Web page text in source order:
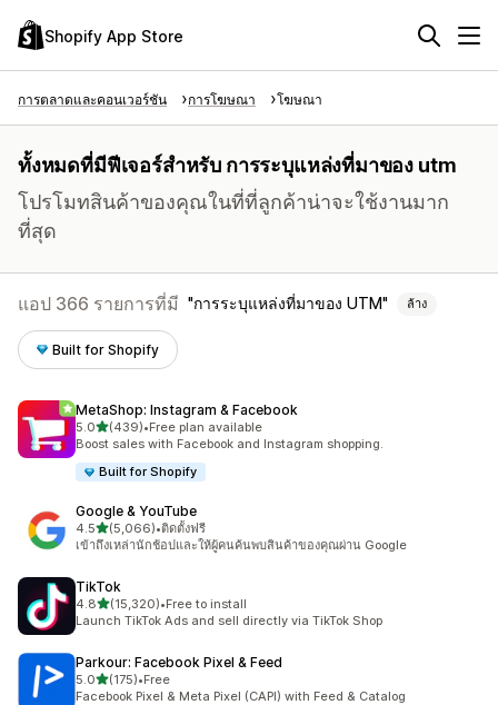
Shopify App Store
การตลาดและคอนเวอร์ชัน การโฆษณา โฆษณา
ทั้งหมดที่มีฟีเจอร์สำหรับ การระบุแหล่งที่มาของ utm
โปรโมทสินค้าของคุณในที่ที่ลูกค้าน่าจะใช้งานมาก
ที่สุด
แอป 366 รายการที่มี การระบุแหล่งที่มาของ UTM ล้าง
Built for Shopify
MetaShop: Instagram & Facebook
5.0เต็ม 5 ดาว
(439)
ทั้งหมด 439 รีวิว
•Free plan available
Boost sales with Facebook and Instagram shopping.
Built for Shopify
Google & YouTube
4.5เต็ม 5 ดาว
(5,066)
ทั้งหมด 5066 รีวิว
•ติดตั้งฟรี
เข้าถึงเหล่านักช้อปและให้ผู้คนค้นพบสินค้าของคุณผ่าน Google
TikTok
4.8เต็ม 5 ดาว
(15,320)
ทั้งหมด 15320 รีวิว
•Free to install
Launch TikTok Ads and sell directly via TikTok Shop
Parkour: Facebook Pixel & Feed
5.0เต็ม 5 ดาว
(175)
ทั้งหมด 175 รีวิว
•Free
Facebook Pixel & Meta Pixel (CAPI) with Feed & Catalog